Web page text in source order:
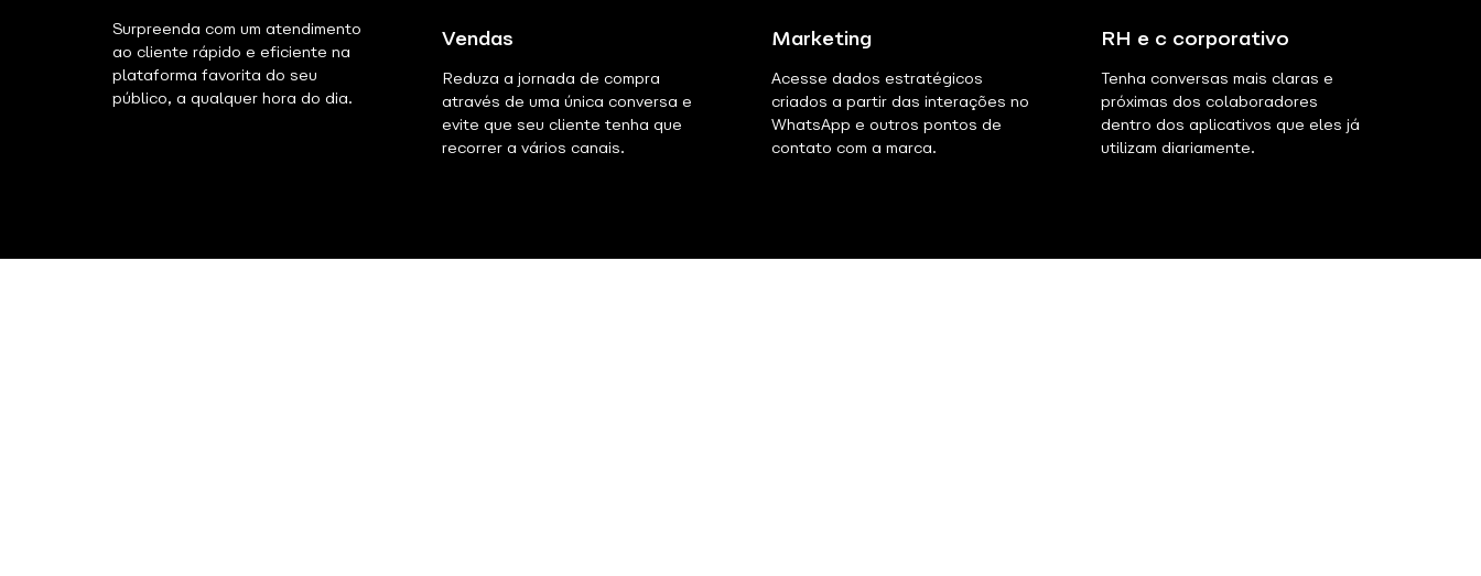
Surpreenda com um atendimento
ao cliente rápido e eficiente na
plataforma favorita do seu
público, a qualquer hora do dia.
Vendas
Reduza a jornada de compra
através de uma única conversa e
evite que seu cliente tenha que
recorrer a vários canais.
Marketing
Acesse dados estratégicos
criados a partir das interações no
WhatsApp e outros pontos de
contato com a marca.
RH e c corporativo
Tenha conversas mais claras e
próximas dos colaboradores
dentro dos aplicativos que eles já
utilizam diariamente.